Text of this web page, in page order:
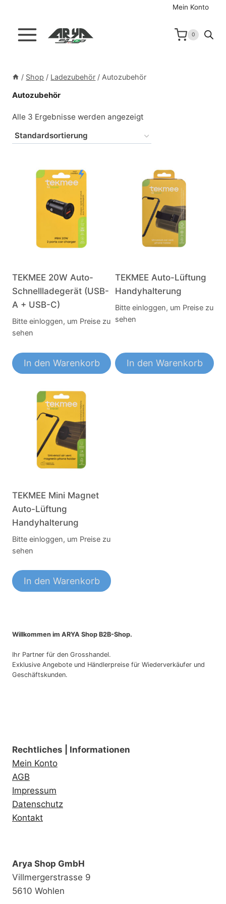
springen
Mein Konto
0
/ Shop / Ladezubehör / Autozubehör
Autozubehör
Alle 3 Ergebnisse werden angezeigt
TEKMEE 20W Auto-
Schnellladegerät (USB-
A + USB-C)
Bitte einloggen, um Preise zu
sehen
In den Warenkorb
TEKMEE Auto-Lüftung
Handyhalterung
Bitte einloggen, um Preise zu
sehen
In den Warenkorb
TEKMEE Mini Magnet
Auto-Lüftung
Handyhalterung
Bitte einloggen, um Preise zu
sehen
In den Warenkorb
Willkommen im ARYA Shop B2B-Shop.
Ihr Partner für den Grosshandel.
Exklusive Angebote und Händlerpreise für Wiederverkäufer und
Geschäftskunden.
Rechtliches | Informationen
Mein Konto
AGB
Impressum
Datenschutz
Kontakt
Arya Shop GmbH
Villmergerstrasse 9
5610 Wohlen